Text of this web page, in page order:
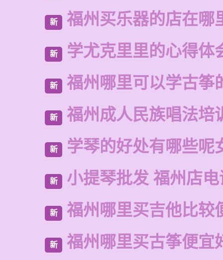
新 福州买乐器的店在哪
新 学尤克里里的心得体
新 福州哪里可以学古筝
新 福州成人民族唱法培
新 学琴的好处有哪些呢
新 小提琴批发 福州店
新 福州哪里买吉他比较
新 福州哪里买古筝便宜